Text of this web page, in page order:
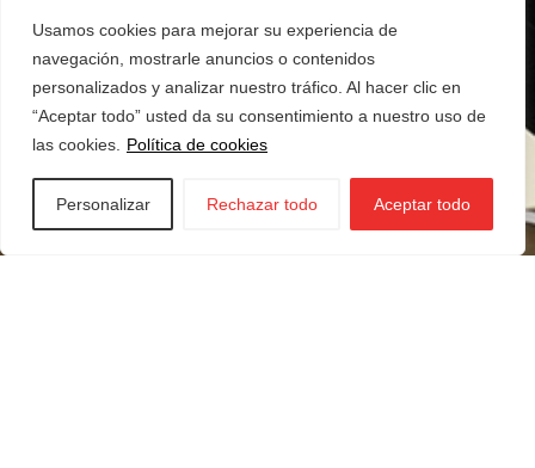
Usamos cookies para mejorar su experiencia de
navegación, mostrarle anuncios o contenidos
personalizados y analizar nuestro tráfico. Al hacer clic en
“Aceptar todo” usted da su consentimiento a nuestro uso de
las cookies.
Política de cookies
Personalizar Rechazar todo Aceptar todo